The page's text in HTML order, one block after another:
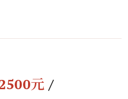
元 /